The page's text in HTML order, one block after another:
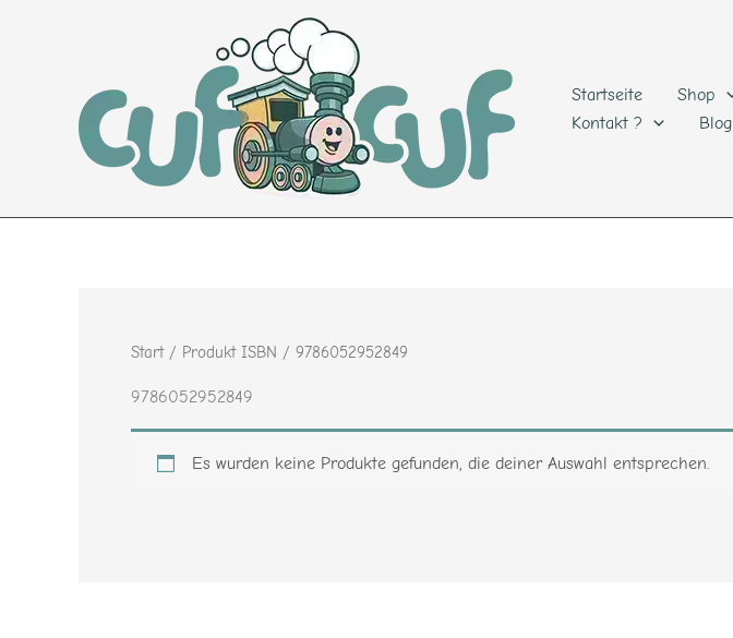
Startseite
Shop
Kontakt ?
Blog
Start/ Produkt ISBN / 9786052952849
9786052952849
Es wurden keine Produkte gefunden, die deiner Auswahl entsprechen.